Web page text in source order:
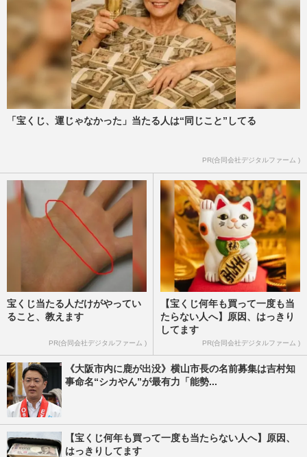
「宝くじ、運じゃなかった」当たる人は“同じこと”してる
PR(合同会社デジタルファーム )
宝くじ当たる人だけがやってい
ること、教えます
PR(合同会社デジタルファーム )
【宝くじ何年も買って一度も当
たらない人へ】原因、はっきり
してます
PR(合同会社デジタルファーム )
《大阪市内に鹿が出没》横山市長の名前募集は吉村知
事命名“シカやん”が最有力「能勢...
【宝くじ何年も買って一度も当たらない人へ】原因、
はっきりしてます